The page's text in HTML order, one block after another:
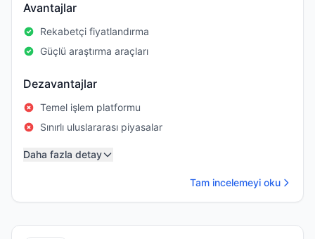
Avantajlar
Rekabetçi fiyatlandırma
Güçlü araştırma araçları
Dezavantajlar
Temel işlem platformu
Sınırlı uluslararası piyasalar
Daha fazla detay
Tam incelemeyi oku